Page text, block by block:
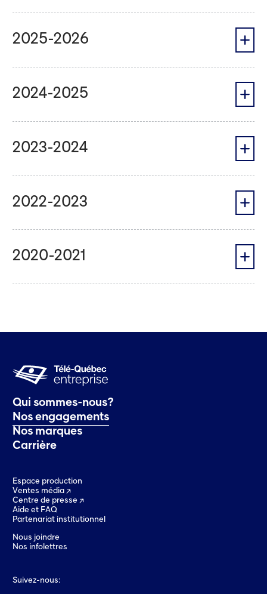
2025-2026
2024-2025
2023-2024
2022-2023
2020-2021
Qui sommes-nous?
Nos engagements
Nos marques
Carrière
Espace production
Ventes média
Centre de presse
Aide et FAQ
Partenariat institutionnel
Nous joindre
Nos infolettres
Suivez-nous: